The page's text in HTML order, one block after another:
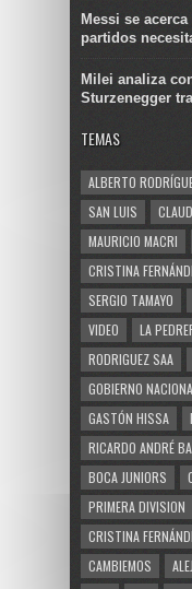
Messi se
partidos
Milei analiza
Sturzenegger
TEMAS
ALBERTO
SAN LUIS
MAURICIO MACRI
CRISTINA
SERGIO TAMAYO
VIDEO
LA
RODRIGUEZ SAA
GOBIERNO
GASTÓN HISSA
RICARDO ANDRÉ
BOCA JUNIORS
PRIMERA DIVISION
CRISTINA
CAMBIEMOS